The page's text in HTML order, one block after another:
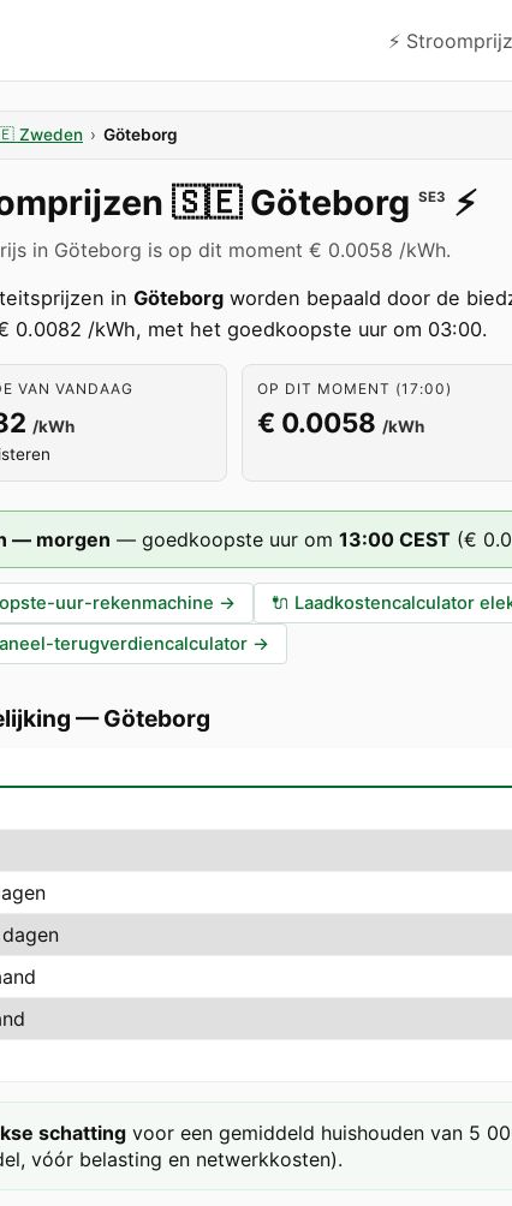
⚡️
Zweden › Göteborg
🇸🇪 Göteborg SE3 ⚡️
in Göteborg is op dit moment € 0.0058 /kWh.
in Göteborg worden bepaald door de
0.0082 /kWh, met het goedkoopste uur om 03:00.
VAN VANDAAG
/kWh
OP DIT MOMENT (17:00)
€ 0.0058 /kWh
— morgen — goedkoopste uur om 13:00 CEST (€
uur-rekenmachine → 🔌 Laadkostencalculator
terugverdiencalculator →
—Göteborg
schatting voor een gemiddeld huishouden van 5
vóór belasting en netwerkkosten).